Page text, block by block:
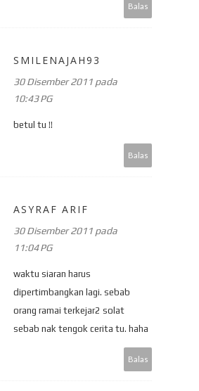
Balas
SMILENAJAH93
30 Disember 2011 pada
10:43 PG
betul tu !!
Balas
ASYRAF ARIF
30 Disember 2011 pada
11:04 PG
waktu siaran harus
dipertimbangkan lagi. sebab
orang ramai terkejar2 solat
sebab nak tengok cerita tu. haha
Balas